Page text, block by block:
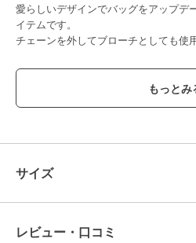
¥ 8,800
愛らしいデザインでバッグをアップデ
イテムです。
チェーンを外してブローチとしても使
【刺繍ブローチについて】
華やかさに思わず心を奪われる立体的
独自技術と職人の緻密な計算で立体的
刺繍ならではの糸の織り成すニュアン
のある楽しさ、ボリュームなど表現に
日本の熟練職人だけが実現できる繊細
サイズ
レビュー・口コミ